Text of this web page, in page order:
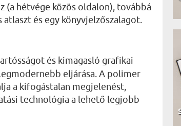
hétvége közös oldalon), továbbá
és egy könyvjelzőszalagot.
és kimagasló grafikai
eljárása. A polimer
a kifogástalan megjelenést,
technológia a lehető legjobb